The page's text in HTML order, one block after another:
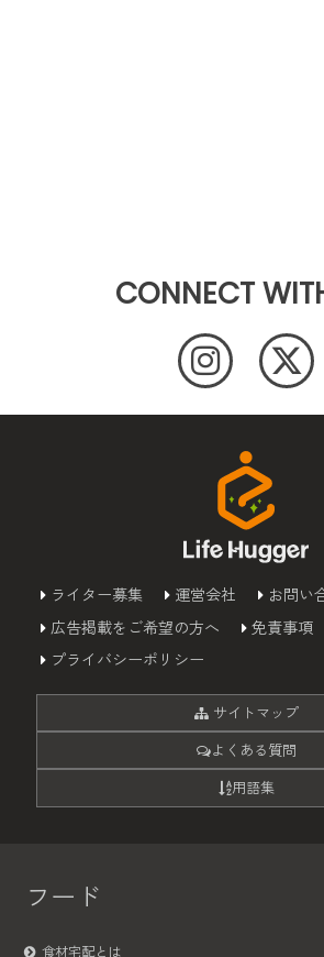
CONNECT
ライター募集 運営会社
お問い
広告掲載をご希望の方へ
免責事項
プライバシーポリシー
サイトマップ
よくある質問
用語集
フード
食材宅配とは